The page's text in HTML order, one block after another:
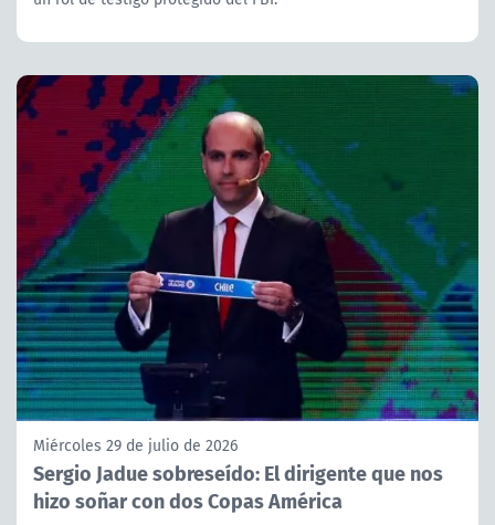
Miércoles 29 de julio de 2026
Sergio Jadue sobreseído: El dirigente que nos
hizo soñar con dos Copas América